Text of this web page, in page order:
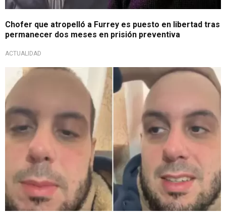
Chofer que atropelló a Furrey es puesto en libertad tras
permanecer dos meses en prisión preventiva
ACTUALIDAD
Esperado regreso